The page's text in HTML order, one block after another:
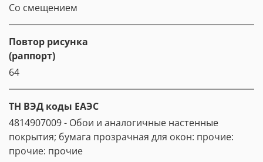
Со смещением
Повтор рисунка
(раппорт)
64
ТН ВЭД коды ЕАЭС
4814907009 - Обои и аналогичные настенные
покрытия; бумага прозрачная для окон: прочие:
прочие: прочие